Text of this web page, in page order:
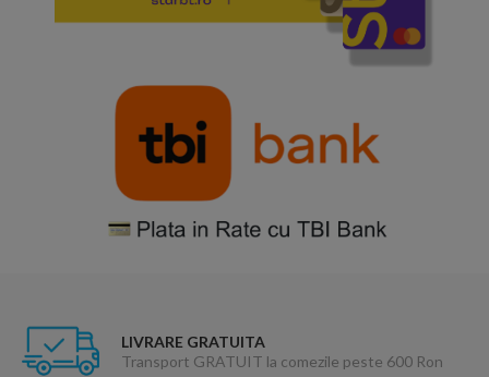
LIVRARE GRATUITA
Transport GRATUIT la comezile peste 600 Ron